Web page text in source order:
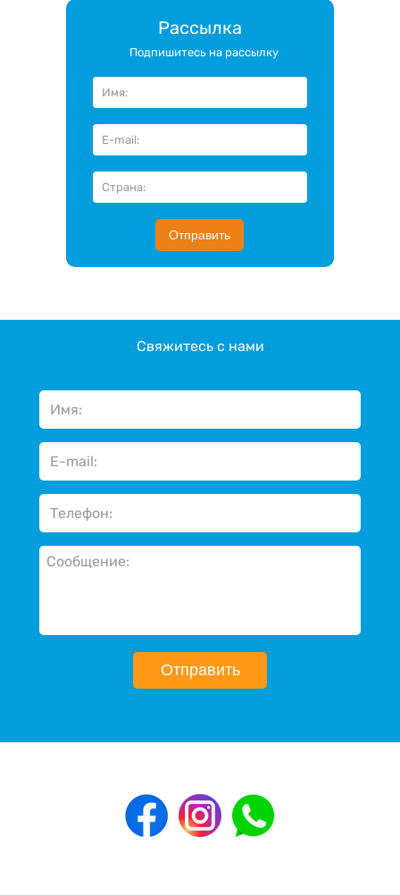
Рассылка
Подпишитесь на рассылку
Отправить
Свяжитесь с нами
Отправить